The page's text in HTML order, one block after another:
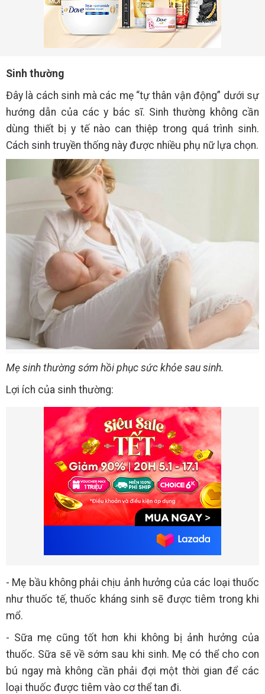
Sinh thường
Đây là cách sinh mà các mẹ “tự thân vận động” dưới sự
hướng dẫn của các y bác sĩ. Sinh thường không cần
dùng thiết bị y tế nào can thiệp trong quá trình sinh.
Cách sinh truyền thống này được nhiều phụ nữ lựa chọn.
Mẹ sinh thường sớm hồi phục sức khỏe sau sinh.
Lợi ích của sinh thường:
- Mẹ bầu không phải chịu ảnh hưởng của các loại thuốc
như thuốc tế, thuốc kháng sinh sẽ được tiêm trong khi
mổ.
- Sữa mẹ cũng tốt hơn khi không bị ảnh hưởng của
thuốc. Sữa sẽ về sớm sau khi sinh. Mẹ có thể cho con
bú ngay mà không cần phải đợi một thời gian để các
loại thuốc được tiêm vào cơ thể tan đi.